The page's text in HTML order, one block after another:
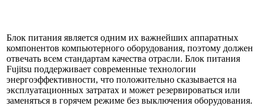
Блок питания является одним их важнейших аппаратных
компонентов компьютерного оборудования, поэтому должен
отвечать всем стандартам качества отрасли. Блок питания
Fujitsu поддерживает современные технологии
энергоэффективности, что положительно сказывается на
эксплуатационных затратах и может резервироваться или
заменяться в горячем режиме без выключения оборудования.